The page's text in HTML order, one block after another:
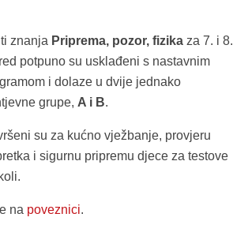
znanja Priprema, pozor, fizika za 7. i 8.
potpuno su usklađeni s nastavnim
i dolaze u dvije jednako
grupe, A i B.
su za kućno vježbanje, provjeru
i sigurnu pripremu djece za testove
na poveznici.